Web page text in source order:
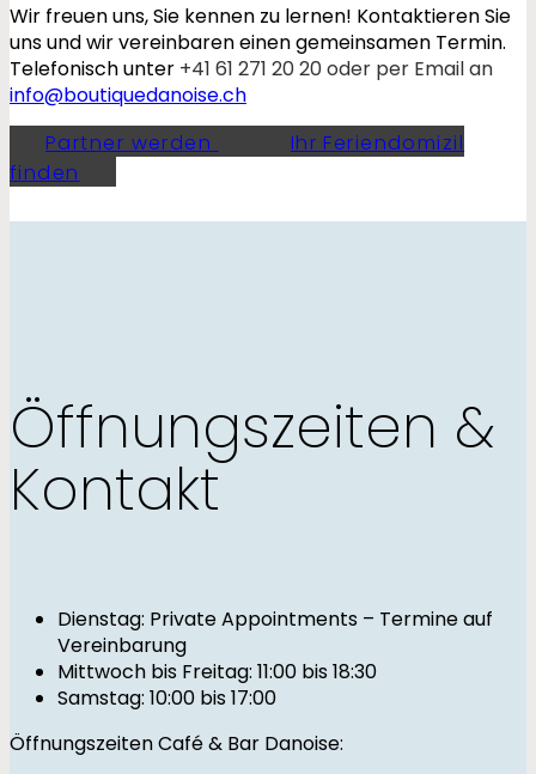
Wir freuen uns, Sie kennen zu lernen! Kontaktieren Sie
uns und wir vereinbaren einen gemeinsamen Termin.
Telefonisch unter +41 61 271 20 20 oder per Email an
info@boutiquedanoise.ch
Partner werden
Ihr Feriendomizil
finden
Öffnungszeiten &
Kontakt
Dienstag: Private Appointments – Termine auf
Vereinbarung
Mittwoch bis Freitag: 11:00 bis 18:30
Samstag: 10:00 bis 17:00
Öffnungszeiten Café & Bar Danoise: